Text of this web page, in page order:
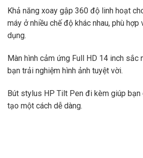
Khả năng xoay gập 360 độ linh hoạt
máy ở nhiều chế độ khác nhau, phù
dụng.
Màn hình cảm ứng Full HD 14 inch sắc
bạn trải nghiệm hình ảnh tuyệt vời.
Bút stylus HP Tilt Pen đi kèm giúp bạn
tạo một cách dễ dàng.